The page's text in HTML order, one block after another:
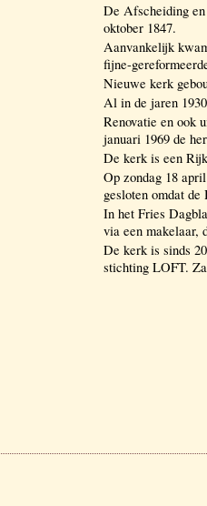
De Afscheiding
oktober 1847.
Aanvankelijk
fijne-
Nieuwe kerk
Al in de jaren
Renovatie en ook
januari 1969 de
De kerk is een
Op zondag 18
gesloten omdat
In het Fries
via een makelaar,
De kerk is sinds
stichting LOFT.